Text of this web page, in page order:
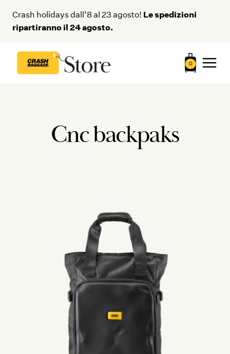
contenuto
Crash holidays dall’8 al 23 agosto! Le spedizioni
ripartiranno il 24 agosto.
0
Cnc backpaks